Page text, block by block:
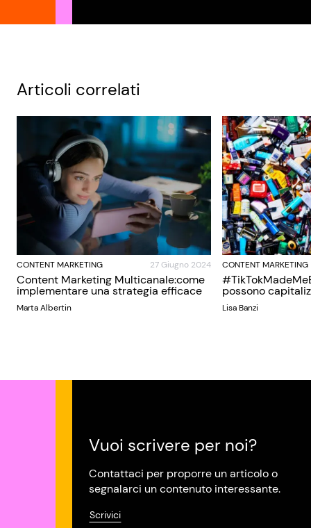
Articoli correlati
CONTENT MARKETING 27 Giugno 2024
Content Marketing Multicanale:come
implementare una strategia efficace
Marta Albertin
CONTENT MARKETING
possono
Lisa Banzi
Vuoi scrivere per noi?
Contattaci per proporre un articolo o
segnalarci un contenuto interessante.
Scrivici